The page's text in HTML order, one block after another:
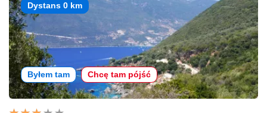
Dystans 0 km
Byłem tam Chcę tam pójść